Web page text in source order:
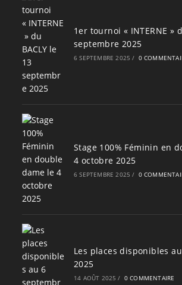
1er tournoi « INTERNE »
septembre 2025
6 SEPTEMBRE 2025 / 0
Stage 100% Féminin en
4 octobre 2025
6 SEPTEMBRE 2025 / 0
Les places disponibles
2025
14 AOÛT 2025 / 0 COMMENTAIRE